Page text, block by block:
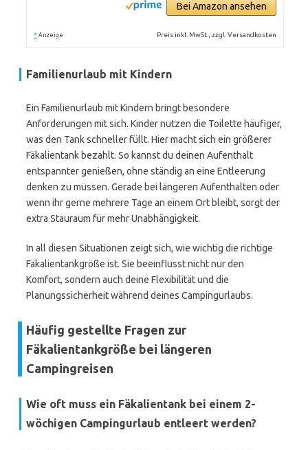
Bei Amazon ansehen
* Anzeige Preis inkl. MwSt., zzgl. Versandkosten
Familienurlaub mit Kindern
Ein Familienurlaub mit Kindern bringt besondere
Anforderungen mit sich. Kinder nutzen die Toilette häufiger,
was den Tank schneller füllt. Hier macht sich ein größerer
Fäkalientank bezahlt. So kannst du deinen Aufenthalt
entspannter genießen, ohne ständig an eine Entleerung
denken zu müssen. Gerade bei längeren Aufenthalten oder
wenn ihr gerne mehrere Tage an einem Ort bleibt, sorgt der
extra Stauraum für mehr Unabhängigkeit.
In all diesen Situationen zeigt sich, wie wichtig die richtige
Fäkalientankgröße ist. Sie beeinflusst nicht nur den
Komfort, sondern auch deine Flexibilität und die
Planungssicherheit während deines Campingurlaubs.
Häufig gestellte Fragen zur
Fäkalientankgröße bei längeren
Campingreisen
Wie oft muss ein Fäkalientank bei einem 2-
wöchigen Campingurlaub entleert werden?